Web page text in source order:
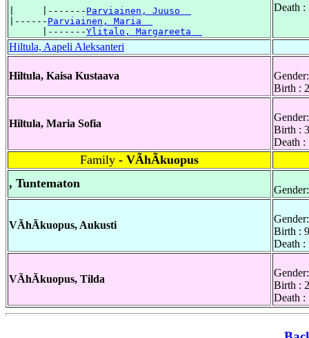
|     |------- Parviainen, Juuso
|------ Parviainen, Maria
      |-------
Ylitalo, Margareeta
Death :
Hiltula, Aapeli Aleksanteri
Hiltula, Kaisa Kustaava
Birth :
Hiltula, Maria Sofia
Birth :
Death :
Family - VÃhÃkuopus
, Tuntematon
VÃhÃkuopus, Aukusti
Birth :
Death
VÃhÃkuopus, Tilda
Birth :
Death :